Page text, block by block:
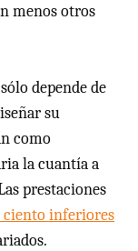
menos otros
depende de
su
como
la cuantía a
prestaciones
ciento inferiores